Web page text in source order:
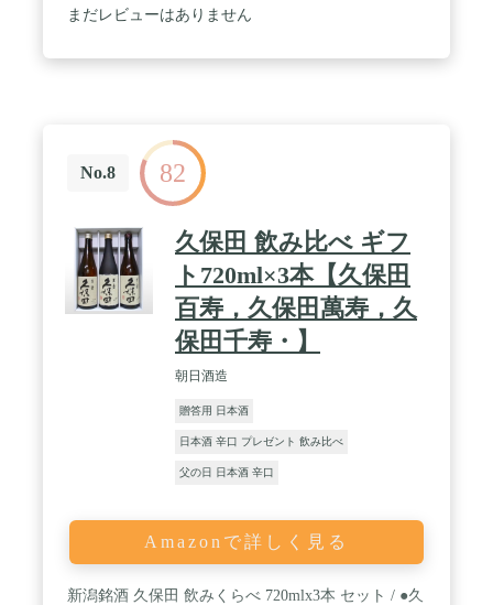
酒類の購入や飲酒は法律で禁じられています。
まだレビューはありません
No.8 82
久保田 飲み比べ ギフ
ト720ml×3本【久保田
百寿，久保田萬寿，久
保田千寿・】
朝日酒造
贈答用 日本酒
日本酒 辛口 プレゼント 飲み比べ
父の日 日本酒 辛口
Amazonで詳しく見る
新潟銘酒 久保田 飲みくらべ 720mlx3本 セット / ●久